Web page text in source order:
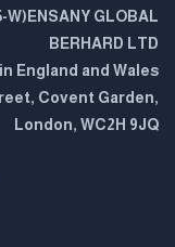
W)ENSANY GLOBAL
BERHARD LTD
England and Wales
Covent Garden,
London, WC2H 9JQ